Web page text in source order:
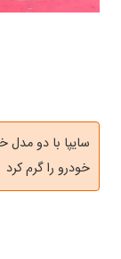
سایپا با دو مدل
خودرو را گرم کرد